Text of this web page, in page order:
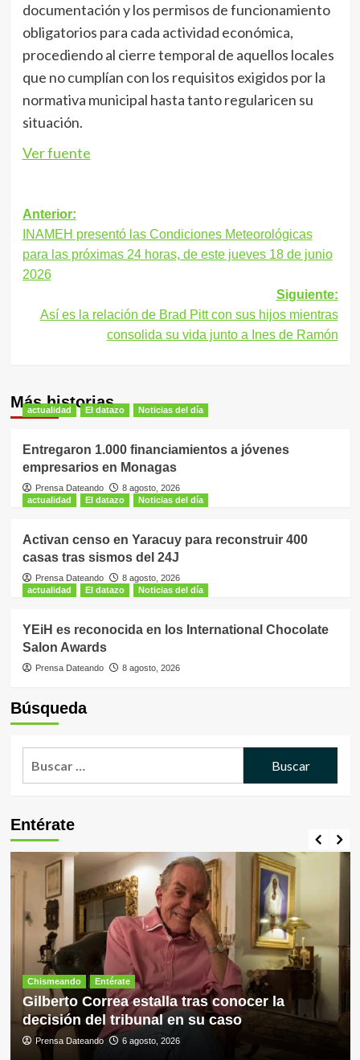
documentación y los permisos de funcionamiento
obligatorios para cada actividad económica,
procediendo al cierre temporal de aquellos locales
que no cumplían con los requisitos exigidos por la
normativa municipal hasta tanto regularicen su
situación.
Ver fuente
Navegación
de
entradas
Anterior:
INAMEH presentó las Condiciones Meteorológicas
para las próximas 24 horas, de este jueves 18 de junio
2026
Siguiente:
Así es la relación de Brad Pitt con sus hijos mientras
consolida su vida junto a Ines de Ramón
Más historias
actualidad El datazo Noticias del día
Entregaron 1.000 financiamientos a jóvenes
empresarios en Monagas
Prensa Dateando
8 agosto, 2026
actualidad
El datazo Noticias del día
Activan censo en Yaracuy para reconstruir 400
casas tras sismos del 24J
Prensa Dateando
8 agosto, 2026
actualidad
El datazo Noticias del día
YEiH es reconocida en los International Chocolate
Salon Awards
Prensa Dateando 8 agosto, 2026
Búsqueda
Entérate
Chismeando Entérate
Gilberto Correa estalla tras conocer la
decisión del tribunal en su caso
Prensa Dateando 6 agosto, 2026